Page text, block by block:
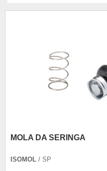
MOLA DA SERINGA
ISOMOL / SP